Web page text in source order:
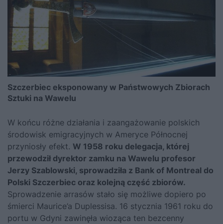
Szczerbiec eksponowany w Państwowych Zbiorach
Sztuki na Wawelu
W końcu różne działania i zaangażowanie polskich
środowisk emigracyjnych w Ameryce Północnej
przyniosły efekt. W 1958 roku delegacja, której
przewodził dyrektor zamku na Wawelu profesor
Jerzy Szablowski, sprowadziła z Bank of Montreal do
Polski Szczerbiec oraz kolejną część zbiorów.
Sprowadzenie arrasów stało się możliwe dopiero po
śmierci Maurice’a Duplessisa. 16 stycznia 1961 roku do
portu w Gdyni zawinęła wioząca ten bezcenny